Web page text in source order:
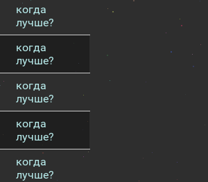
когда
лучше?
когда
лучше?
когда
лучше?
когда
лучше?
когда
лучше?